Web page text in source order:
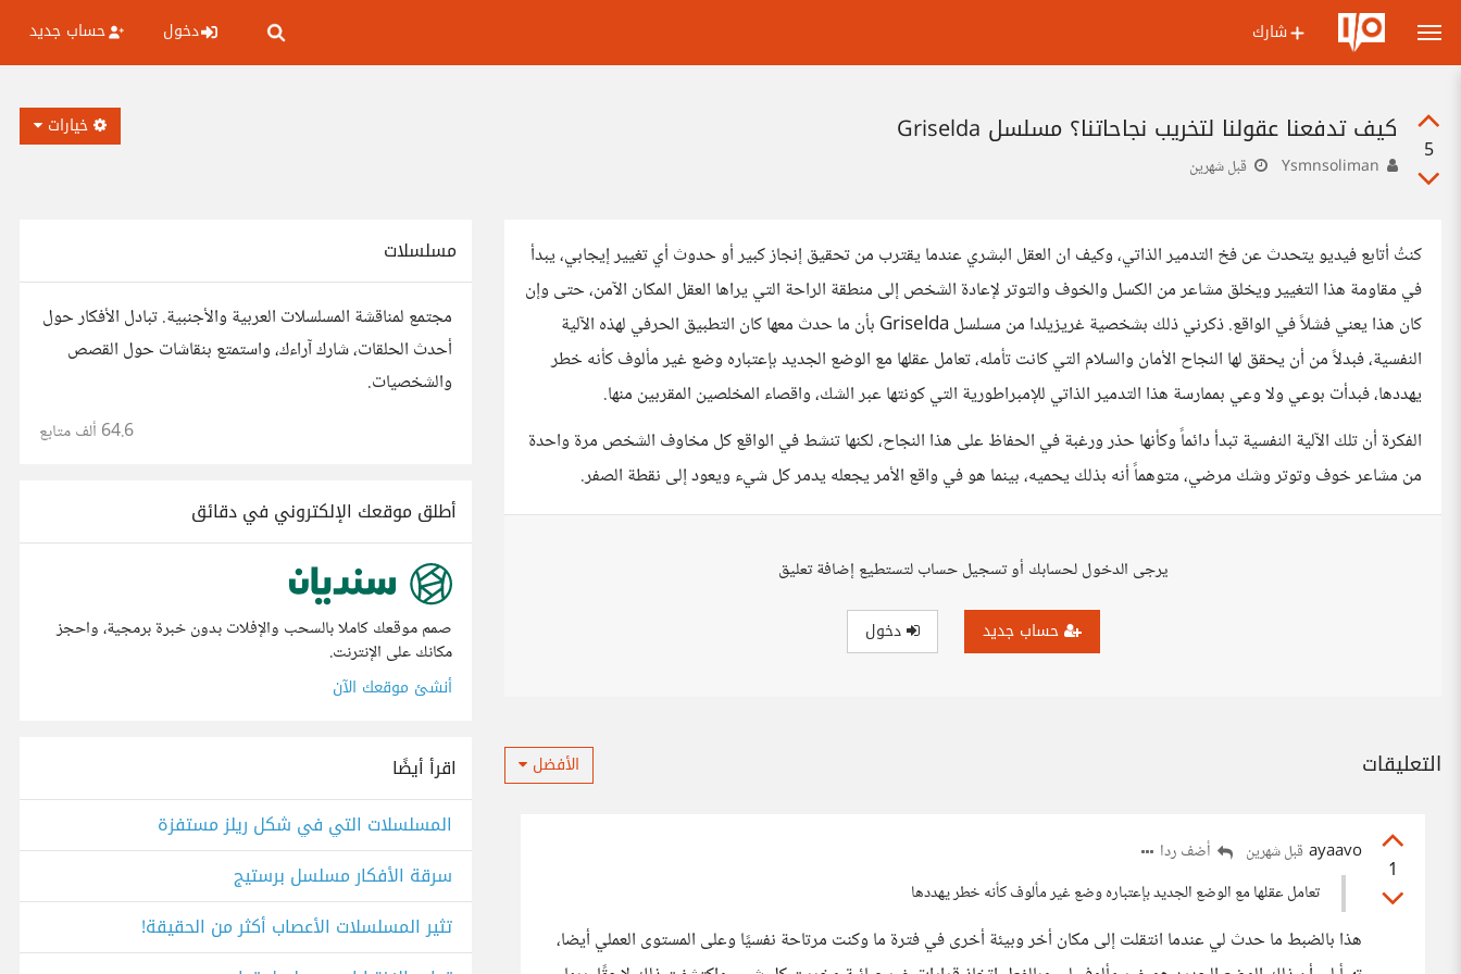
شارك دخول حساب جديد
5
كيف تدفعنا عقولنا لتخريب نجاحاتنا؟ مسلسل Griselda
قبل شهرين
خيارات
كنتُ أتابع فيديو يتحدث عن فخ التدمير الذاتي، وكيف ان العقل البشري عندما يقترب من تحقيق إنجاز كبير أو حدوث أي تغيير إيجابي، يبدأ
في مقاومة هذا التغيير ويخلق مشاعر من الكسل والخوف والتوتر لإعادة الشخص إلى منطقة الراحة التي يراها العقل المكان الآمن، حتى وإن
كان هذا يعني فشلاً في الواقع. ذكرني ذلك بشخصية غريزيلدا من مسلسل Griselda بأن ما حدث معها كان التطبيق الحرفي لهذه الآلية
النفسية، فبدلاً من أن يحقق لها النجاح الأمان والسلام التي كانت تأمله، تعامل عقلها مع الوضع الجديد بإعتباره وضع غير مألوف كأنه خطر
يهددها، فبدأت بوعي ولا وعي بممارسة هذا التدمير الذاتي للإمبراطورية التي كونتها عبر الشك، واقصاء المخلصين المقربين منها.
الفكرة أن تلك الآلية النفسية تبدأ دائماً وكأنها حذر ورغبة في الحفاظ على هذا النجاح، لكنها تنشط في الواقع كل مخاوف الشخص مرة واحدة
من مشاعر خوف وتوتر وشك مرضي، متوهماً أنه بذلك يحميه، بينما هو في واقع الأمر يجعله يدمر كل شيء ويعود إلى نقطة الصفر.
يرجى الدخول لحسابك أو تسجيل حساب لتستطيع إضافة تعليق
حساب جديد دخول
التعليقات الأفضل
1
ayaavo قبل شهرين
أضف ردا
تعامل عقلها مع الوضع الجديد بإعتباره وضع غير مألوف كأنه خطر يهددها
هذا بالضبط ما حدث لي عندما انتقلت إلى مكان أخر وبيئة أخرى في فترة ما وكنت مرتاحة نفسيًا وعلى المستوى العملي أيضا،
مسلسلات
مجتمع لمناقشة المسلسلات العربية والأجنبية. تبادل الأفكار حول
أحدث الحلقات، شارك آراءك، واستمتع بنقاشات حول القصص
والشخصيات.
64.6 ألف متابع
أطلق موقعك الإلكتروني في دقائق
صمم موقعك كاملا بالسحب والإفلات بدون خبرة برمجية، واحجز
مكانك على الإنترنت.
أنشئ موقعك الآن
اقرأ أيضًا
المسلسلات التي في شكل ريلز مستفزة
سرقة الأفكار مسلسل برستيج
تثير المسلسلات الأعصاب أكثر من الحقيقة!